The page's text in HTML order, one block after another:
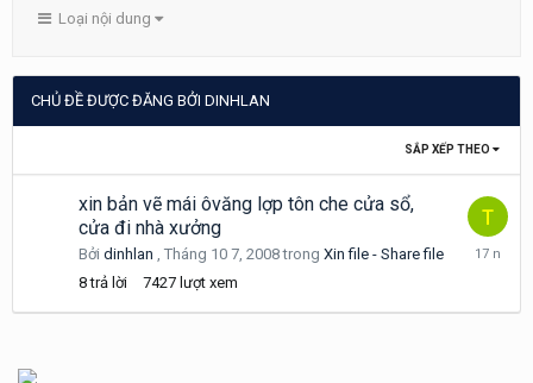
Loại nội dung
CHỦ ĐỀ ĐƯỢC ĐĂNG BỞI DINHLAN
SẮP XẾP THEO
xin bản vẽ mái ôvăng lợp tôn che cửa sổ,
cửa đi nhà xưởng
Bởi dinhlan , Tháng 10 7, 2008trong Xin file - Share file
8 trả lời 7427 lượt xem
Tháng
2008